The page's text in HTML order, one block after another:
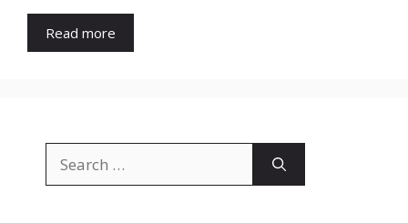
Read more
for: